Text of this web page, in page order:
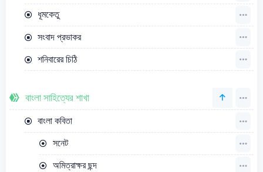
ধূমকেতু
সংবাদ প্রভাকর
শনিবারের চিঠি
বাংলা সাহিত্যের শাখা
বাংলা কবিতা
সনেট
অমিত্রাক্ষর ছন্দ